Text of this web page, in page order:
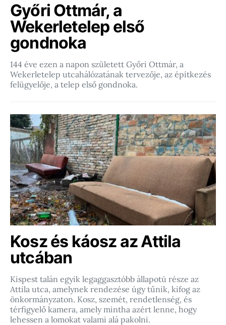
Győri Ottmár, a
Wekerletelep első
gondnoka
144 éve ezen a napon született Győri Ottmár, a
Wekerletelep utcahálózatának tervezője, az építkezés
felügyelője, a telep első gondnoka.
Kosz és káosz az Attila
utcában
Kispest talán egyik legaggasztóbb állapotú része az
Attila utca, amelynek rendezése úgy tűnik, kifog az
önkormányzaton. Kosz, szemét, rendetlenség, és
térfigyelő kamera, amely mintha azért lenne, hogy
lehessen a lomokat valami alá pakolni.